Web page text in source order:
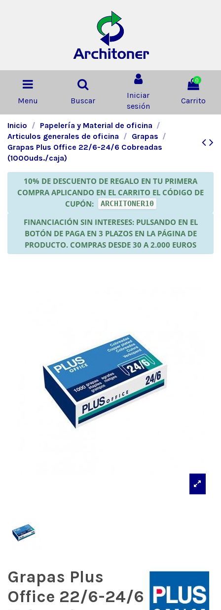
Menu Buscar
Iniciar
sesión
0
Carrito
Inicio
Papelería y Material de oficina
Articulos generales de oficina
Grapas
Grapas Plus Office 22/6-24/6 Cobreadas
(1000uds./caja)
10% DE DESCUENTO DE REGALO EN TU PRIMERA
COMPRA APLICANDO EN EL CARRITO EL CÓDIGO DE
CUPÓN:
ARCHITONER10
FINANCIACIÓN SIN INTERESES: PULSANDO EN EL
BOTÓN DE PAGA EN 3 PLAZOS EN LA PÁGINA DE
PRODUCTO. COMPRAS DESDE 30 A 2.000 EUROS
Grapas Plus
Office 22/6-24/6